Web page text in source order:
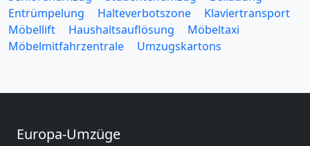
Entrümpelung
Halteverbotszone
Klaviertransport
Möbellift
Haushaltsauflösung
Möbeltaxi
Möbelmitfahrzentrale
Umzugskartons
Europa-Umzüge